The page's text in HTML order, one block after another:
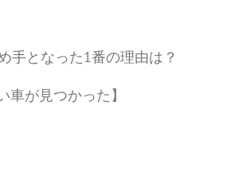
手となった1番の理由は？
が見つかった】